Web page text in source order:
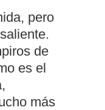
pero
de
es el
más